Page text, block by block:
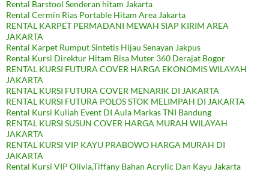
Rental Barstool Senderan hitam Jakarta
Rental Cermin Rias Portable Hitam Area Jakarta
RENTAL KARPET PERMADANI MEWAH SIAP KIRIM AREA
JAKARTA
Rental Karpet Rumput Sintetis Hijau Senayan Jakpus
Rental Kursi Direktur Hitam Bisa Muter 360 Derajat Bogor
RENTAL KURSI FUTURA COVER HARGA EKONOMIS WILAYAH
JAKARTA
RENTAL KURSI FUTURA COVER MENARIK DI JAKARTA
RENTAL KURSI FUTURA POLOS STOK MELIMPAH DI JAKARTA
Rental Kursi Kuliah Event DI Aula Markas TNI Bandung
RENTAL KURSI SUSUN COVER HARGA MURAH WILAYAH
JAKARTA
RENTAL KURSI VIP KAYU PRABOWO HARGA MURAH DI
JAKARTA
Rental Kursi VIP Olivia,Tiffany Bahan Acrylic Dan Kayu Jakarta